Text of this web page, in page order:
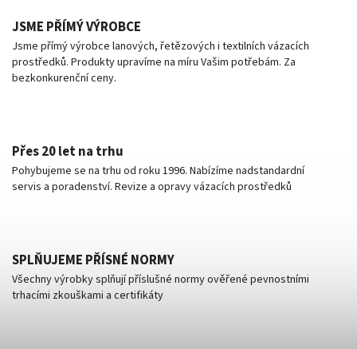
JSME PŘÍMÝ VÝROBCE
Jsme přímý výrobce lanových, řetězových i textilních vázacích
prostředků. Produkty upravíme na míru Vašim potřebám. Za
bezkonkurenční ceny.
Přes 20 let na trhu
Pohybujeme se na trhu od roku 1996. Nabízíme nadstandardní
servis a poradenství. Revize a opravy vázacích prostředků
SPLŇUJEME PŘÍSNÉ NORMY
Všechny výrobky splňují příslušné normy ověřené pevnostními
trhacími zkouškami a certifikáty